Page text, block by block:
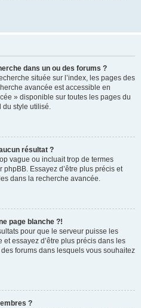
dans un ou des forums ?
située sur l’index, les pages des
avancée est accessible en
» disponible sur toutes les pages du
du style utilisé.
résultat ?
vague ou incluait trop de termes
Essayez d’être plus précis et
dans la recherche avancée.
page blanche ?!
pour que le serveur puisse les
essayez d’être plus précis dans les
forums dans lesquels vous souhaitez
?